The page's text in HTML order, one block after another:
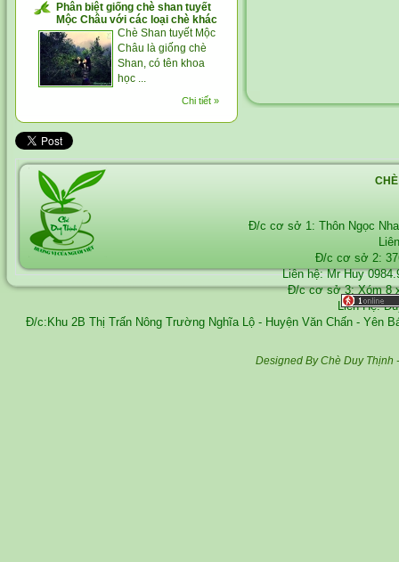
Phân biệt giống chè shan tuyết
Mộc Châu với các loại chè khác
Chè Shan tuyết Mộc
Châu là giống chè
Shan, có tên khoa
học ...
Chi tiết »
Đ/c cơ sở 1: Thôn Ngọc
Đ/c cơ sở 2:
Liên hệ: Mr Huy
Đ/c cơ sở 3: Xóm 8
Liên Hệ:
Đ/c:Khu 2B Thị Trấn Nông Trường Nghĩa Lộ - Huyện Văn Chấn - Yên
Designed By Chè Duy Thịnh -